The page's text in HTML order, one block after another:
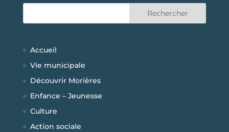
Accueil
Vie municipale
Découvrir Morières
Enfance – Jeunesse
Culture
Action sociale